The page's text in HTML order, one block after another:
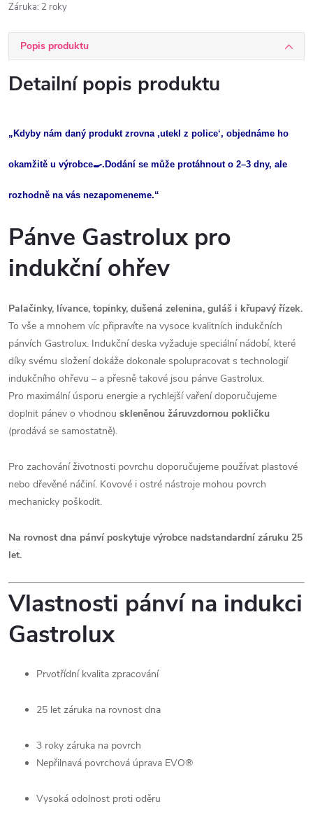
Záruka: 2 roky
Popis produktu
Detailní popis produktu
„Kdyby nám daný produkt zrovna ‚utekl z police‘, objednáme ho
okamžitě u výrobce🍳.Dodání se může protáhnout o 2–3 dny, ale
rozhodně na vás nezapomeneme.“
Pánve Gastrolux pro
indukční ohřev
Palačinky, lívance, topinky, dušená zelenina, guláš i křupavý řízek.
To vše a mnohem víc připravíte na vysoce kvalitních indukčních
pánvích Gastrolux. Indukční deska vyžaduje speciální nádobí, které
díky svému složení dokáže dokonale spolupracovat s technologií
indukčního ohřevu – a přesně takové jsou pánve Gastrolux.
Pro maximální úsporu energie a rychlejší vaření doporučujeme
doplnit pánev o vhodnou skleněnou žáruvzdornou pokličku
(prodává se samostatně).
Pro zachování životnosti povrchu doporučujeme používat plastové
nebo dřevěné náčiní. Kovové i ostré nástroje mohou povrch
mechanicky poškodit.
Na rovnost dna pánví poskytuje výrobce nadstandardní záruku 25
let.
Vlastnosti pánví na indukci
Gastrolux
Prvotřídní kvalita zpracování
25 let záruka na rovnost dna
3 roky záruka na povrch
Nepřilnavá povrchová úprava EVO®
Vysoká odolnost proti oděru